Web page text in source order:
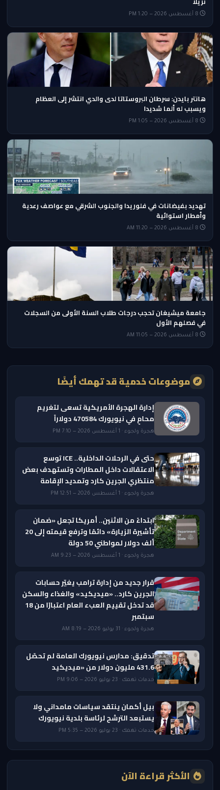
هانتر بايدن: سرطان البروستاتا لدى والدي انتشر إلى العظام
ويسبب له ألما شديدا
تهديد بفيضانات في فلوريدا والجنوب الشرقي مع عواصف رعدية
وأمطار استوائية
جامعة ميشيغان تحجب درجات طلاب السنة الأولى من السجلات
في فصلهم الأول
موضوعات خدمية قد تهمك أيضًا
إدارة الهجرة الأمريكية تسعى لتغريم
محامٍ في نيويورك 470584 دولاراً
هجرة ولجوء · 1 أغسطس 2026 — 7:10 PM
حتى في الرحلات الداخلية.. ICE توسع
الاعتقالات داخل المطارات وتستهدف بعض
منتظري الجرين كارد وتمديد الإقامة
هجرة ولجوء · 1 أغسطس 2026 — 12:51 PM
ابتداءً من الاثنين.. أمريكا تجعل «ضمان
تأشيرة الزيارة» دائمًا وترفع قيمته إلى 20
ألف دولار لمواطني 50 دولة
هجرة ولجوء · 1 أغسطس 2026 — 9:23 AM
قرار جديد من إدارة ترامب يغيّر حسابات
الجرين كارد.. «ميديكيد» والغذاء والسكن
قد تدخل تقييم العبء العام اعتبارًا من 18
سبتمبر
هجرة ولجوء · 31 يوليو 2026 — 8:19 AM
تدقيق: مدارس نيويورك العامة لم تحصّل
431.6 مليون دولار من «ميديكيد
خدمات تهمك · 23 يوليو 2026 — 9:06 PM
بيل أكمان ينتقد سياسات مامداني ولا
يستبعد الترشح لرئاسة بلدية نيويورك
خدمات تهمك · 23 يوليو 2026 — 5:35 PM
الأكثر قراءة الآن